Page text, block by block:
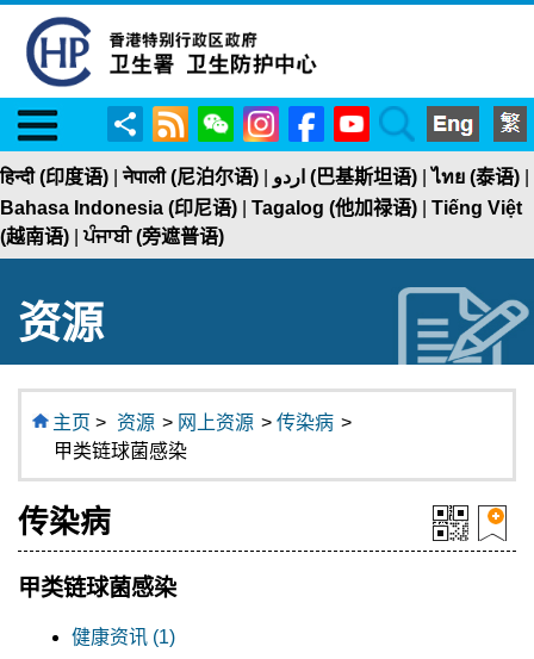
Menu
分
享
RSS WeChatInstagramFacebookYouTubeSearch
हिन्दी (印度语) |नेपाली (尼泊尔语) اردو (巴基斯坦语) |ไทย (泰语)
Bahasa Indonesia (印尼语)
Tagalog (他加禄语)
Tiếng Việt
(越南语) |ਪੰਜਾਬੀ (旁遮普语)
资源
主页 > 资源 > 网上资源 > 传染病 >
甲类链球菌感染
传染病
甲类链球菌感染
健康资讯 (1)